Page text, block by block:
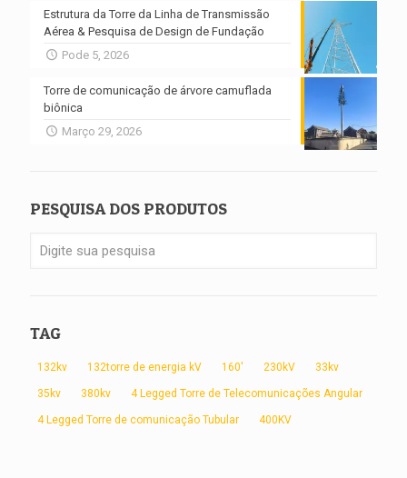
Estrutura da Torre da Linha de Transmissão
Aérea & Pesquisa de Design de Fundação
Pode 5, 2026
Torre de comunicação de árvore camuflada
biônica
Março 29, 2026
PESQUISA DOS PRODUTOS
TAG
132kv 132torre de energia kV 160' 230kV 33kv
35kv 380kv 4 Legged Torre de Telecomunicações Angular
4 Legged Torre de comunicação Tubular 400KV